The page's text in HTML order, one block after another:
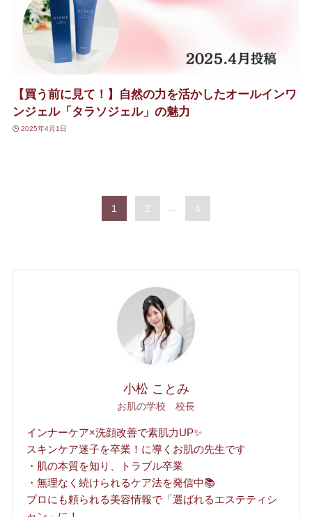
【買う前に見て！】自然の力を活かしたオールインワ
ンジェル「タラソジェル」の魅力
2025年4月1日
1 2 4
小松 ことみ
お肌の学校 校長
インナーケア×洗顔改善で素肌力UP✨
スキンケア迷子を卒業！に導くお肌の先生です
・肌の本質を知り、トラブル卒業
・無理なく続けられるケア法を発信中📚
プロにも頼られる美容情報で「選ばれるエステティシ